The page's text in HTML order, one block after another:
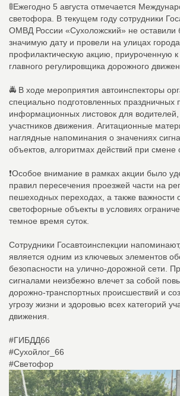
🚦Ежегодно 5 августа отмечается
светофора. В текущем году сотрудники
ОМВД России «Сухоложский» не оставили
значимую дату и провели на улицах
профилактическую акцию, приуроченную
главного регулировщика дорожного
🚔 В ходе мероприятия автоинспекторы
специально подготовленных праздничных
информационных листовок для
участников движения. Агитационные
наглядные напоминания о значениях
объектов, алгоритмах действий при смене
❗️Особое внимание в рамках акции было
правил пересечения проезжей части на
пешеходных переходах, а также важности
светофорные объекты в условиях
темное время суток.
Сотрудники Госавтоинспекции
является одним из ключевых элементов
безопасности на улично-дорожной сети.
сигналами неизбежно влечет за собой
дорожно-транспортных происшествий и
угрозу жизни и здоровью всех категорий
движения.
#ГИБДД66
#Сухойлог_66
#Светофор